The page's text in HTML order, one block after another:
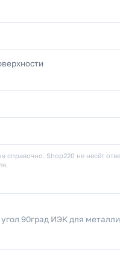
справочно. Shop220 не несёт
90град ИЭК для